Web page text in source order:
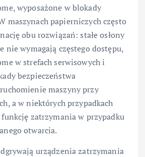
wyposażone w blokady
maszynach papierniczych często
obu rozwiązań: stałe osłony
nie wymagają częstego dostępu,
w strefach serwisowych i
bezpieczeństwa
maszyny przy
a w niektórych przypadkach
zatrzymania w przypadku
otwarcia.
urządzenia zatrzymania